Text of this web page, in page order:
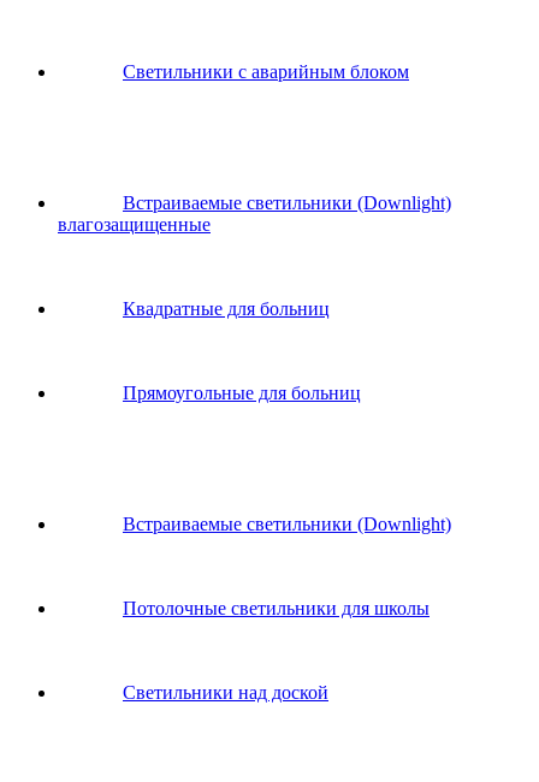
Светильники с аварийным блоком
Встраиваемые светильники (Downlight)
влагозащищенные
Квадратные для больниц
Прямоугольные для больниц
Встраиваемые светильники (Downlight)
Потолочные светильники для школы
Светильники над доской